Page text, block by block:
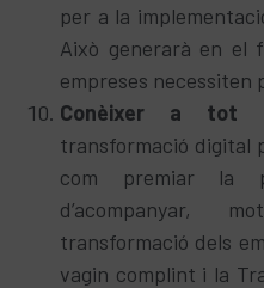
per a la
Això generarà en el
empreses necessiten
Conèixer a tot
transformació digital
com premiar la
d’acompanyar,
transformació dels
vagin complint i la